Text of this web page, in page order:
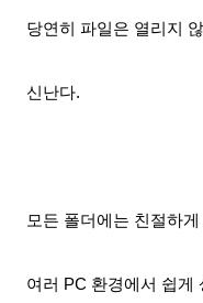
당연히 파일은 열리지
신난다.
모든 폴더에는 친절하
여러 PC 환경에서 쉽게